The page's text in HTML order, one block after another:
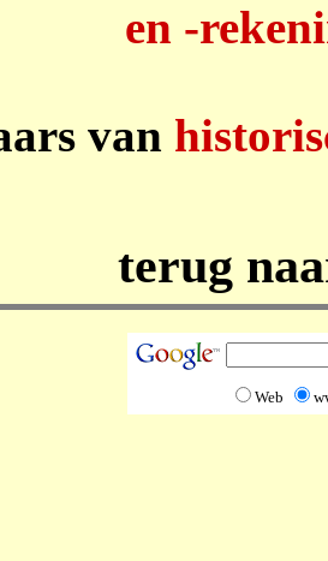
en -
van
terug
Web